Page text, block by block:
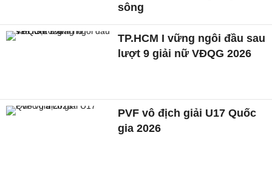
sông
TP.HCM I vững ngôi đầu sau
lượt 9 giải nữ VĐQG 2026
PVF vô địch giải U17 Quốc
gia 2026